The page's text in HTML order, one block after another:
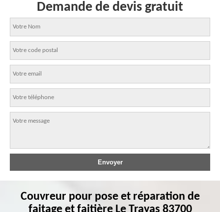
Demande de devis gratuit
Couvreur pour pose et réparation de
faitage et faitière Le Trayas 83700